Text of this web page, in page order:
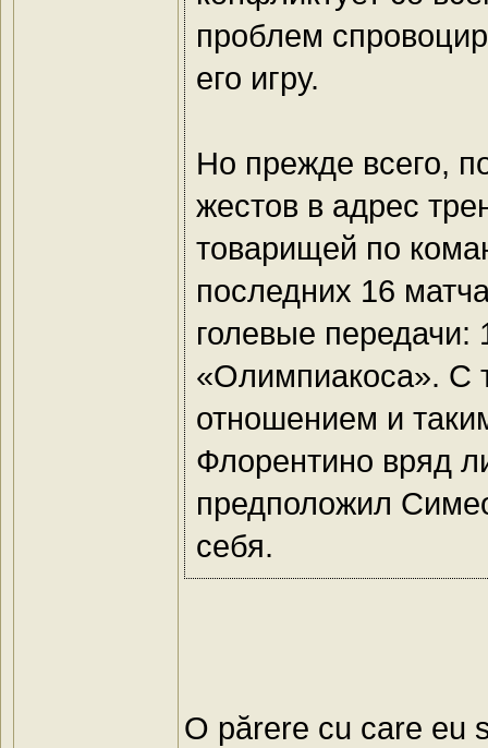
проблем
его игру.
Но прежде всего,
жестов в адрес
товарищей по
последних 16
голевые передачи:
«Олимпиакоса». С
отношением и
Флорентино вряд
предположил
себя.
O părere cu care eu